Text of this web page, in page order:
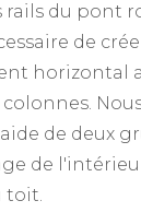
rails du pont
de
horizontal
de deux
de
toit.